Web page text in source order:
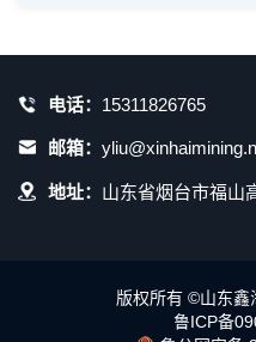
电话： 15311826765
邮箱：
地址： 山东省烟台市福山
版权所有 ©山东鑫
鲁ICP备